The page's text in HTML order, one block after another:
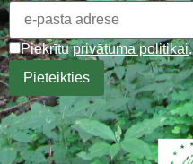
Piekrītuprivātuma politikai.